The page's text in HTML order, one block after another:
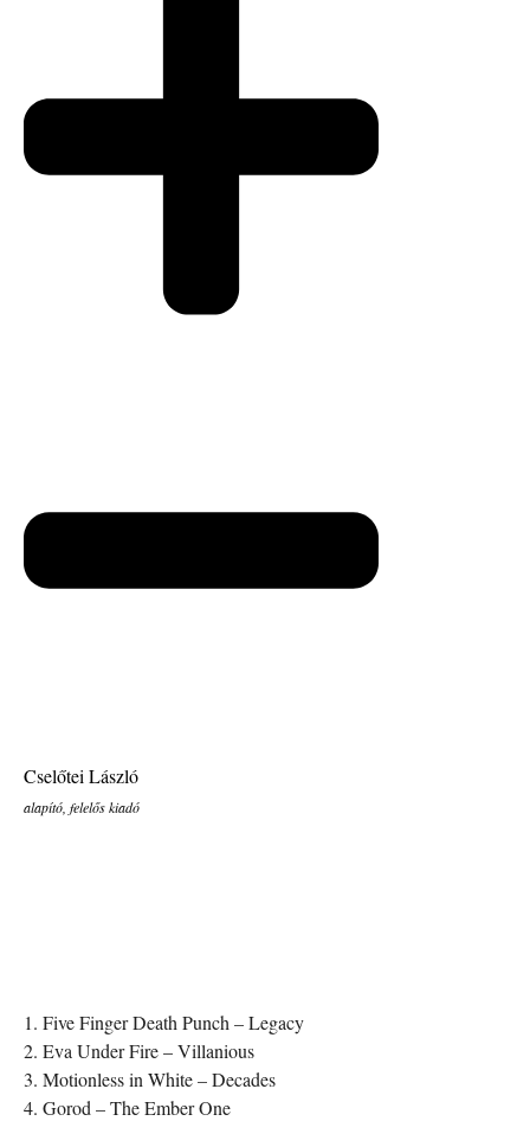
Cselőtei László
alapító, felelős kiadó
1. Five Finger Death Punch – Legacy
2. Eva Under Fire – Villanious
3. Motionless in White – Decades
4. Gorod – The Ember One